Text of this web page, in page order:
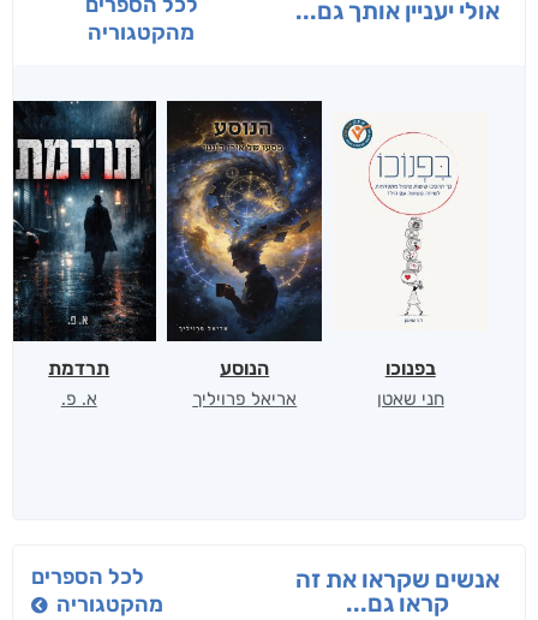
אולי יעניין אותך גם...
מהקטגוריה
בפנוכו
חני שאטן
הנוסע
אריאל פרויליך
תרדמת
א. פ.
אנשים שקראו את זה
קראו גם...
לכל הספרים
מהקטגוריה